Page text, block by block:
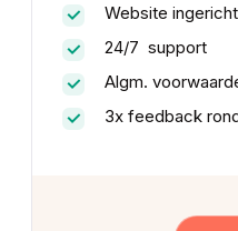
Website
24/7 support
Algm.
3x feedback